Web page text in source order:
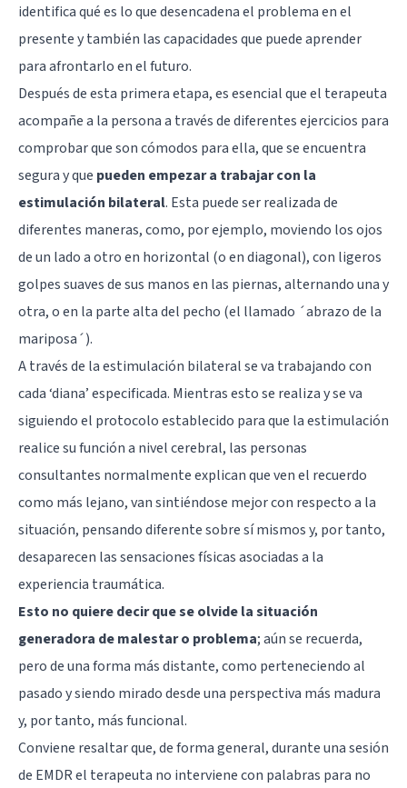
identifica qué es lo que desencadena el problema en el
presente y también las capacidades que puede aprender
para afrontarlo en el futuro.
Después de esta primera etapa, es esencial que el terapeuta
acompañe a la persona a través de diferentes ejercicios para
comprobar que son cómodos para ella, que se encuentra
segura y que pueden empezar a trabajar con la
estimulación bilateral. Esta puede ser realizada de
diferentes maneras, como, por ejemplo, moviendo los ojos
de un lado a otro en horizontal (o en diagonal), con ligeros
golpes suaves de sus manos en las piernas, alternando una y
otra, o en la parte alta del pecho (el llamado ´abrazo de la
mariposa´).
A través de la estimulación bilateral se va trabajando con
cada ‘diana’ especificada. Mientras esto se realiza y se va
siguiendo el protocolo establecido para que la estimulación
realice su función a nivel cerebral, las personas
consultantes normalmente explican que ven el recuerdo
como más lejano, van sintiéndose mejor con respecto a la
situación, pensando diferente sobre sí mismos y, por tanto,
desaparecen las sensaciones físicas asociadas a la
experiencia traumática.
Esto no quiere decir que se olvide la situación
generadora de malestar o problema; aún se recuerda,
pero de una forma más distante, como perteneciendo al
pasado y siendo mirado desde una perspectiva más madura
y, por tanto, más funcional.
Conviene resaltar que, de forma general, durante una sesión
de EMDR el terapeuta no interviene con palabras para no